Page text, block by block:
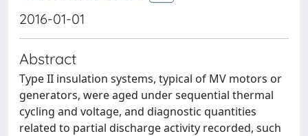
2016-01-01
Abstract
Type II insulation systems, typical of MV motors or
generators, were aged under sequential thermal
cycling and voltage, and diagnostic quantities
related to partial discharge activity recorded, such